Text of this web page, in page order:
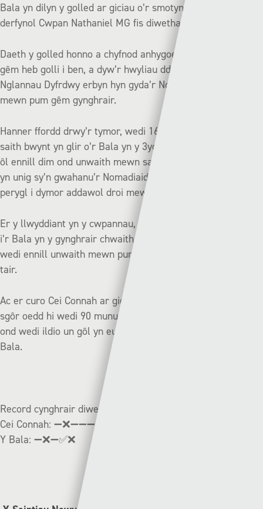
Bala yn dilyn y golled ar giciau o’r smotyn yn rownd
derfynol Cwpan Nathaniel MG fis diwethaf.
Daeth y golled honno a chyfnod anhygoel Cei Connah o 21
gêm heb golli i ben, a dyw’r hwyliau ddim cweit cystal yng
Nglannau Dyfrdwy erbyn hyn gyda’r Nomadiaid heb ennill
mewn pum gêm gynghrair.
Hanner ffordd drwy’r tymor, wedi 16 gêm, roedd Cei Connah
saith bwynt yn glir o’r Bala yn y 3ydd safle, ond bellach, ar
ôl ennill dim ond unwaith mewn saith gêm gynghrair, pwynt
yn unig sy’n gwahanu’r Nomadiaid â’r tîm sy’n 3ydd, ac mae
perygl i dymor addawol droi mewn i dymor siomedig.
Er y llwyddiant yn y cwpannau, dyw pethau heb fod cystal
i’r Bala yn y gynghrair chwaith gyda criw Colin Caton ond
wedi ennill unwaith mewn pum gêm ac heb sgorio mewn
tair.
Ac er curo Cei Connah ar giciau o’r smotyn fis diwethaf, di-
sgôr oedd hi wedi 90 munud sy’n golygu bod y Nomadiaid
ond wedi ildio un gôl yn eu pum gêm flaenorol yn erbyn Y
Bala.
Record cynghrair diweddar:
Cei Connah: ➖❌➖➖➖
Y Bala: ➖❌➖✅❌